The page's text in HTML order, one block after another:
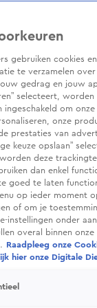
programma's Zenders
TV inlogShop
Programma's
Shop
gebruiken cookies
te verzamelen
gedrag en jouw
selecteert, worden
ingeschakeld om
onze
prestaties van
keuze opslaan”
deze
dan enkel
goed te laten
op ieder moment
of om je
instellingen onder
overal binnen
Raadpleeg onze
hier onze Digitale